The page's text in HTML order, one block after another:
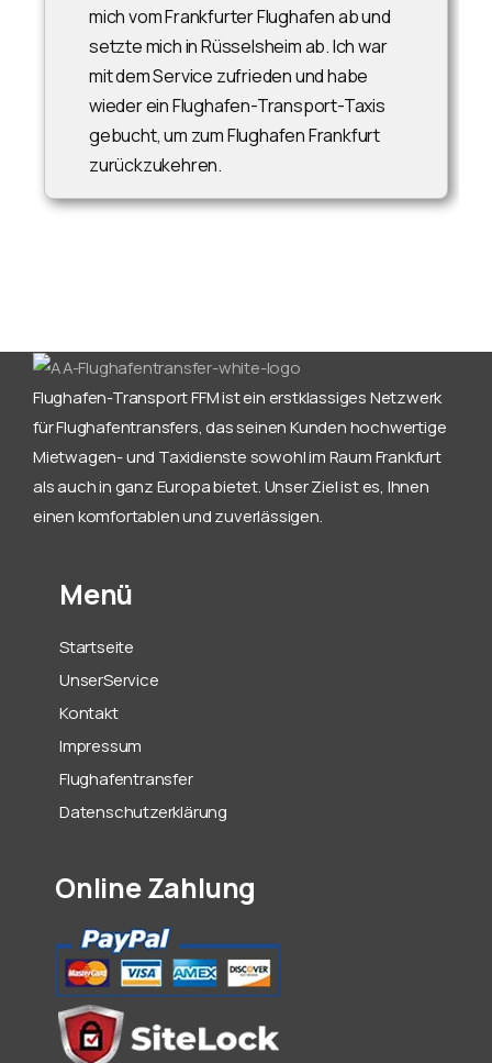
mich vom Frankfurter Flughafen ab und
setzte mich in Rüsselsheim ab. Ich war
mit dem Service zufrieden und habe
wieder ein Flughafen-Transport-Taxis
gebucht, um zum Flughafen Frankfurt
zurückzukehren.
Flughafen-Transport FFM ist ein erstklassiges Netzwerk
für Flughafentransfers, das seinen Kunden hochwertige
Mietwagen- und Taxidienste sowohl im Raum Frankfurt
als auch in ganz Europa bietet. Unser Ziel ist es, Ihnen
einen komfortablen und zuverlässigen.
Menü
Startseite
UnserService
Kontakt
Impressum
Flughafentransfer
Datenschutzerklärung
Online Zahlung